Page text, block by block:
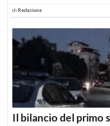
di Redazione
Il bilancio del primo